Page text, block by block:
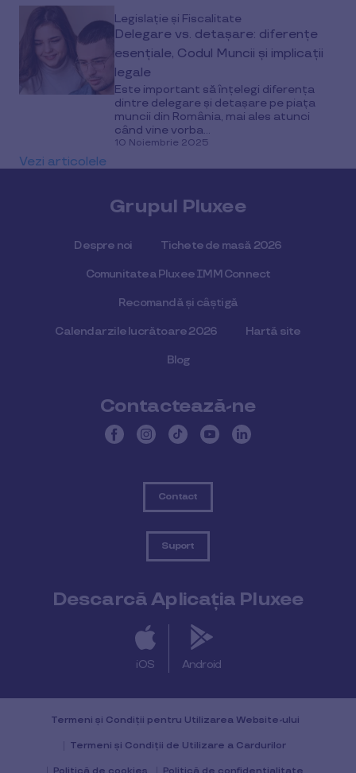
Legislație și Fiscalitate
Delegare vs. detașare: diferențe
esențiale, Codul Muncii și implicații
legale
Este important să înțelegi diferența
dintre delegare și detașare pe piața
muncii din România, mai ales atunci
când vine vorba...
10 Noiembrie 2025
Vezi articolele
Grupul Pluxee
Despre noi Tichete de masă 2026
Comunitatea Pluxee IMM Connect
Recomandă și câștigă
Calendar zile lucrătoare 2026 Hartă site
Blog
Contactează-ne
Contact
Suport
Descarcă Aplicația Pluxee
iOS Android
Termeni și Condiții pentru Utilizarea Website-ului
Termeni și Condiții de Utilizare a Cardurilor